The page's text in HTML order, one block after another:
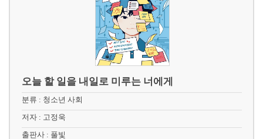
오늘 할 일을 내일로 미루는 너에게
분류 : 청소년 사회
저자 : 고정욱
출판사 : 풀빛